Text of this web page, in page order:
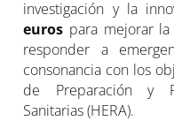
investigación y la
euros para mejorar
responder a
consonancia con los
de Preparación y
Sanitarias (HERA).